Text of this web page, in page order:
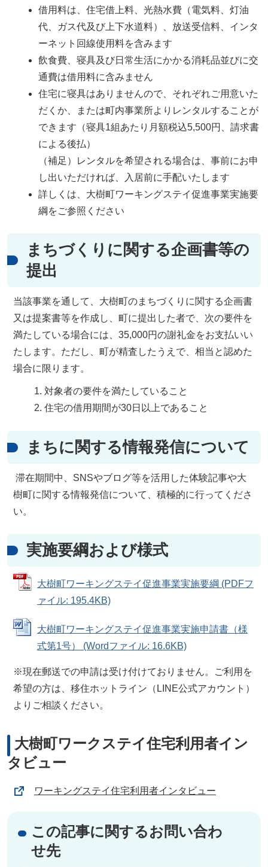
借用料は、住宅借上料、光熱水費（電気料、灯油
代、ガス代及び上下水道料）、放送受信料、インタ
ーネット回線使用料を含みます
飲食費、寝具及び日常生活にかかる消耗品並びに交
通費は借用料に含みません
住宅に寝具はありませんので、それぞれご用意いた
だくか、または町内事業所よりレンタルすることが
できます（寝具1組あたり月額税込5,500円、請求書
による後払）
（補足）レンタルを希望される場合は、事前にお申
し出いただければ、入居前に手配いたします
詳しくは、大樹町ワーキングステイ促進事業実施要
綱をご参照ください
まちづくりに関する企画書等の
提出
当該事業を通して、大樹町のまちづくりに関する企画書
又は提案書等を作成し、町に提出した者で、次の要件を
満たしている場合には、35,000円の謝礼金をお支払いい
たします。ただし、町が精査したうえで、相当と認めた
場合に限ります。
対象者の要件を満たしていること
住宅の借用期間が30日以上であること
まちに関する情報発信について
滞在期間中、SNSやブログ等を活用した体験記事や大
樹町に関する情報発信について、積極的に行ってくださ
い。
実施要綱および様式
大樹町ワーキングステイ促進事業実施要綱 (PDFフ
ァイル: 195.4KB)
大樹町ワーキングステイ促進事業実施申請書（様
式第1号） (Wordファイル: 16.6KB)
※現在郵送での申請は受け付けておりません。ご利用を
希望の方は、移住ホットライン（LINE公式アカウント）
よりご相談ください。
大樹町ワークステイ住宅利用者イン
タビュー
ワーキングステイ住宅利用者インタビュー
この記事に関するお問い合わ
せ先